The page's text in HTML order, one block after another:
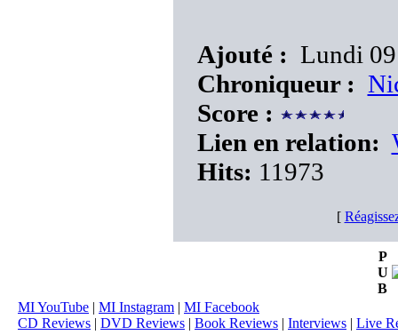
Ajouté : Lundi
Chroniqueur :
Score :
Lien en relation:
Hits: 11973
[
P
U
B
MI YouTube | MI Instagram | MI Facebook
CD Reviews | DVD Reviews | Book Reviews | Interviews | Live